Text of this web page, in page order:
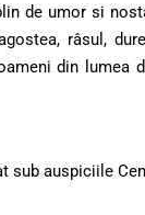
de umor si
râsul,
din lumea
sub auspiciile